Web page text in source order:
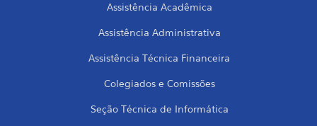
Assistência Acadêmica
Assistência Administrativa
Assistência Técnica Financeira
Colegiados e Comissões
Seção Técnica de Informática